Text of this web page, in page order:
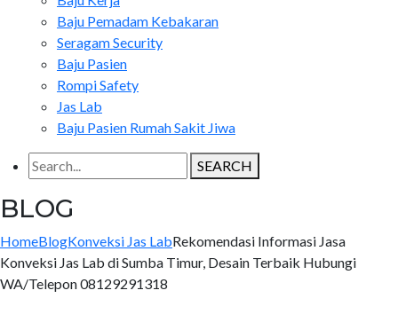
Baju Pemadam Kebakaran
Seragam Security
Baju Pasien
Rompi Safety
Jas Lab
Baju Pasien Rumah Sakit Jiwa
SEARCH
BLOG
HomeBlogKonveksi Jas LabRekomendasi Informasi Jasa
Konveksi Jas Lab di Sumba Timur, Desain Terbaik Hubungi
WA/Telepon 08129291318